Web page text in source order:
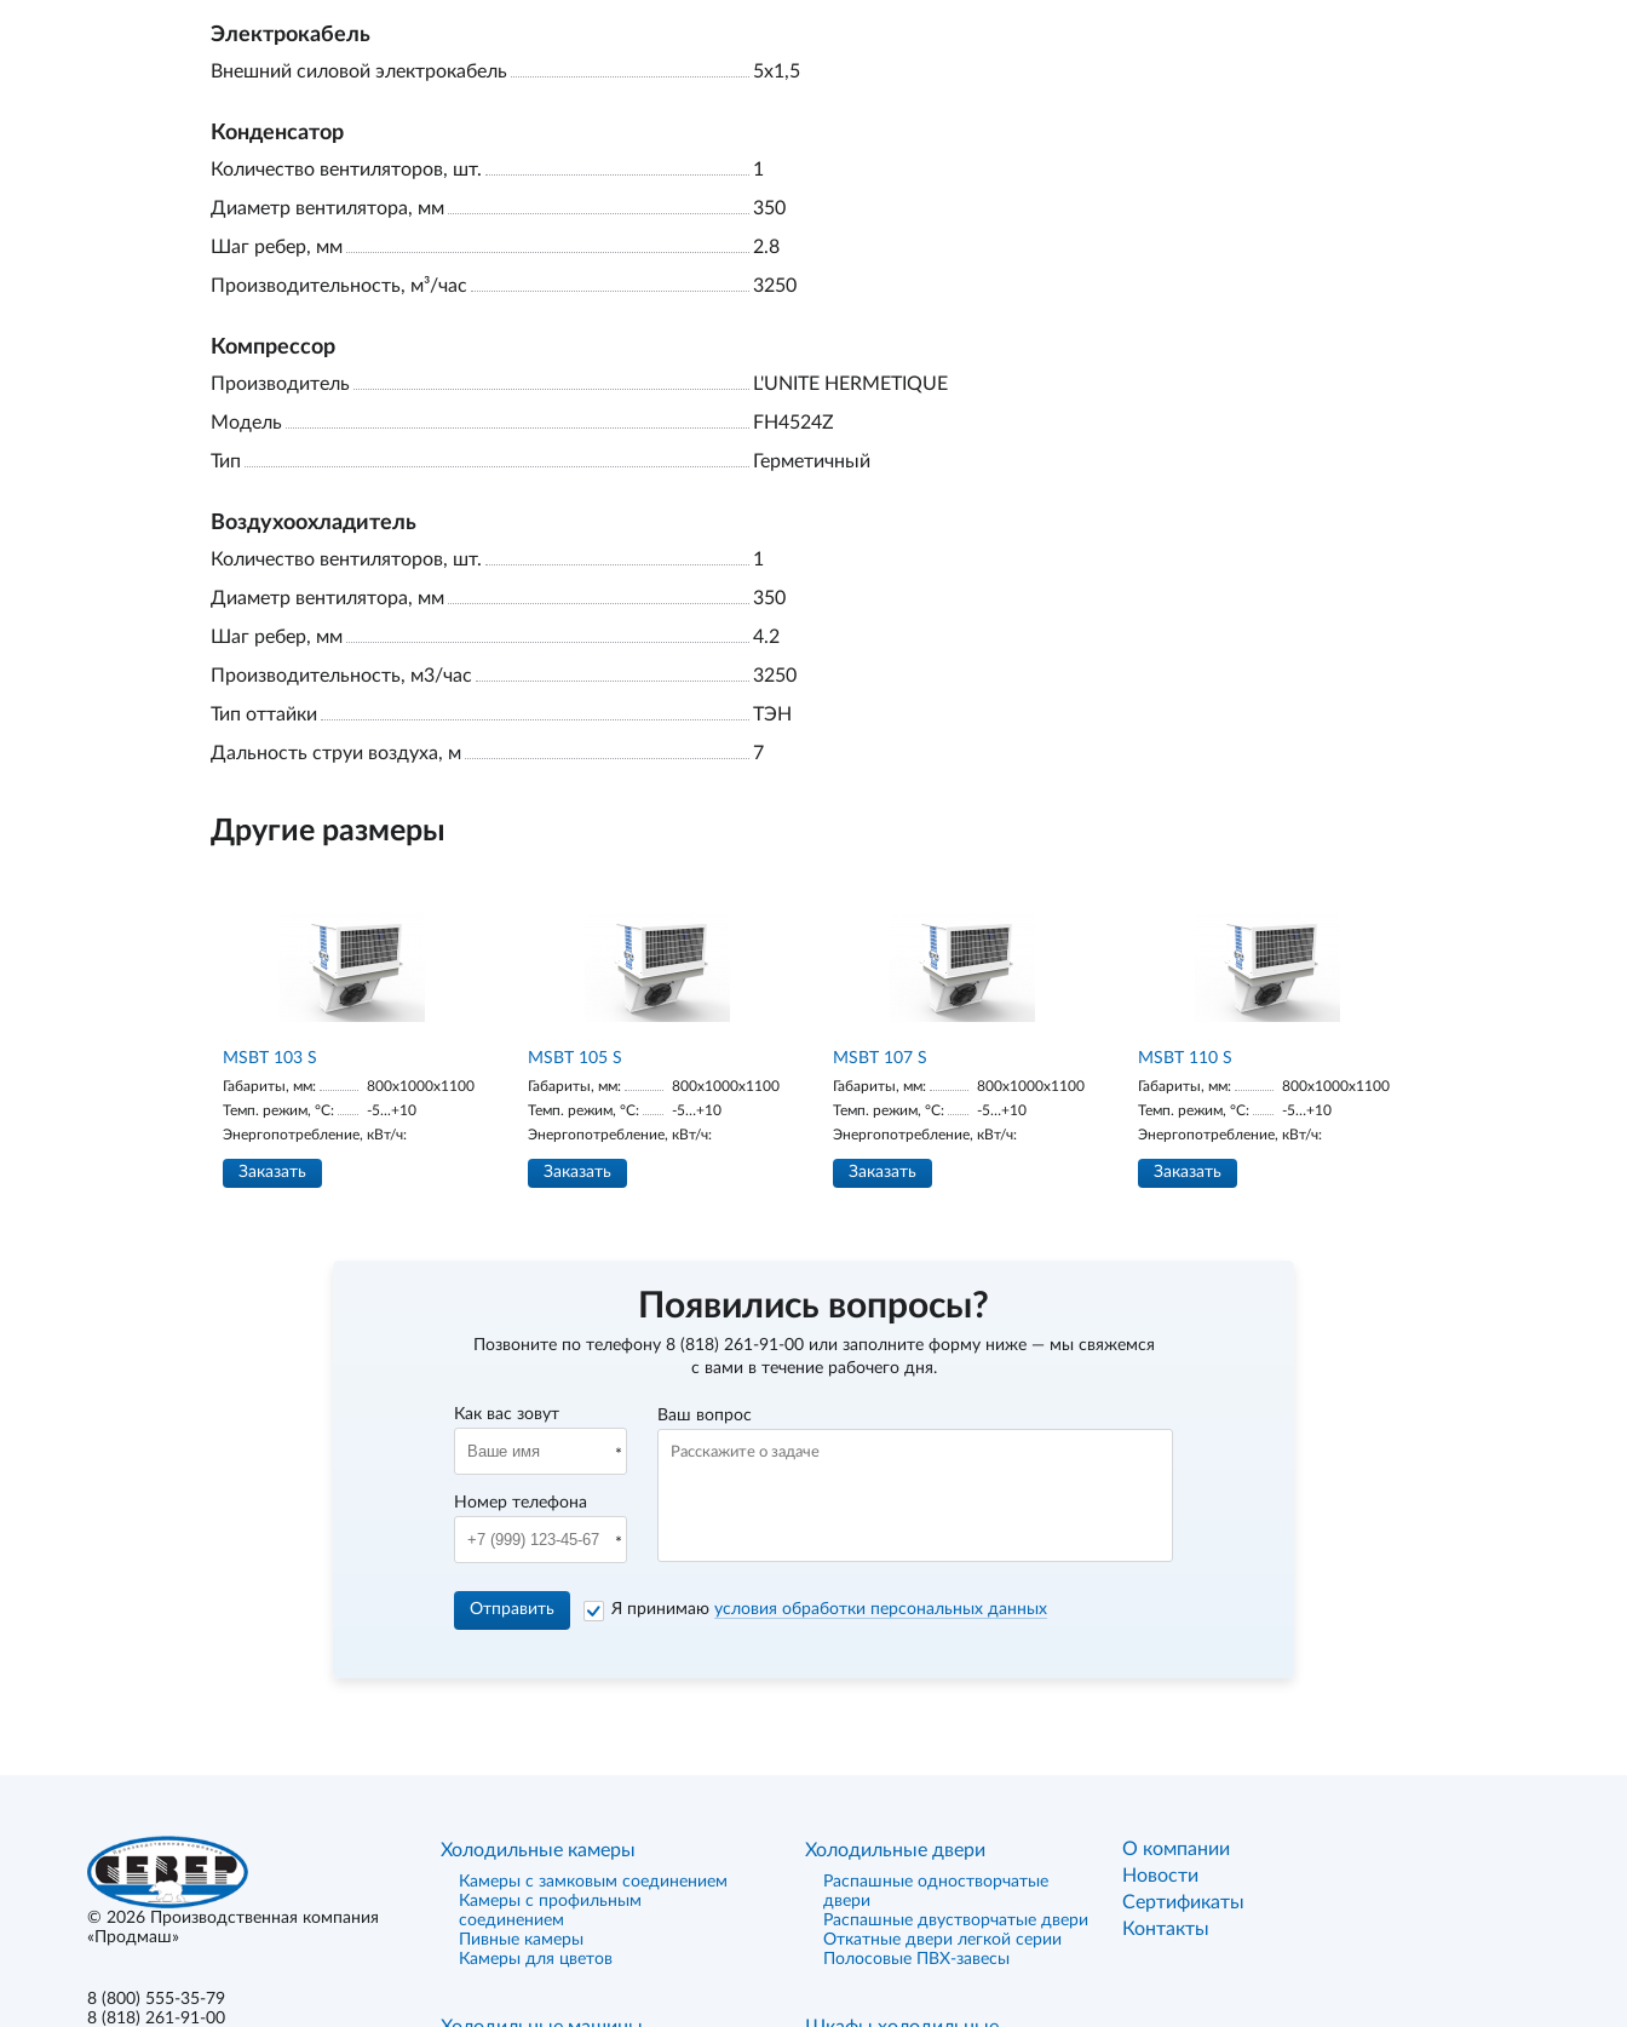
Электрокабель
Внешний силовой электрокабель 5х1,5
Конденсатор
Количество вентиляторов, шт.
1
Диаметр вентилятора, мм
350
Шаг ребер, мм
2.8
Производительность, м³/час
3250
Компрессор
Производитель
L'UNITE HERMETIQUE
Модель
FH4524Z
Тип
Герметичный
Воздухоохладитель
Количество вентиляторов, шт.
1
Диаметр вентилятора, мм
350
Шаг ребер, мм
4.2
Производительность, м3/час
3250
Тип оттайки
ТЭН
Дальность струи воздуха, м
7
Другие размеры
MSBT 103 S
Габариты, мм:
800х1000х1100
Темп. режим, °С:
-5...+10
Энергопотребление, кВт/ч:
Заказать
MSBT 105 S
Габариты, мм:
800х1000х1100
Темп. режим, °С:
-5…+10
Энергопотребление, кВт/ч:
Заказать
MSBT 107 S
Габариты, мм:
800х1000х1100
Темп. режим, °С:
-5…+10
Энергопотребление, кВт/ч:
Заказать
MSBT 110 S
Габариты, мм:
800х1000х1100
Темп. режим, °С:
-5…+10
Энергопотребление, кВт/ч:
Заказать
Появились вопросы?
Позвоните по телефону 8 (818) 261-91-00или заполните форму ниже — мы свяжемся
с вами в течение рабочего дня.
Как вас зовут
Номер телефона
Ваш вопрос
Отправить Я принимаю условия обработки персональных данных
© 2026
Производственная компания
«Продмаш»
8 (800) 555-35-79
8 (818) 261-91-00
Холодильные камеры
Камеры с замковым соединением
Камеры с профильным
соединением
Пивные камеры
Камеры для цветов
Холодильные двери
Распашные одностворчатые
двери
Распашные двустворчатые двери
Откатные двери легкой серии
Полосовые ПВХ-завесы
О компании
Новости
Сертификаты
Контакты